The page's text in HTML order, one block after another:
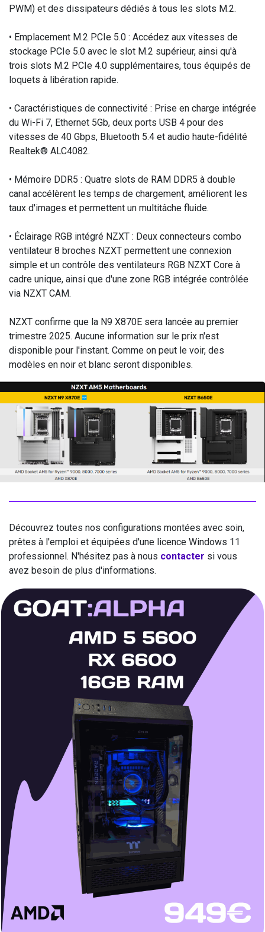
PWM) et des dissipateurs dédiés à tous les slots M.2.
• Emplacement M.2 PCIe 5.0 : Accédez aux vitesses de
stockage PCIe 5.0 avec le slot M.2 supérieur, ainsi qu'à
trois slots M.2 PCIe 4.0 supplémentaires, tous équipés de
loquets à libération rapide.
• Caractéristiques de connectivité : Prise en charge intégrée
du Wi-Fi 7, Ethernet 5Gb, deux ports USB 4 pour des
vitesses de 40 Gbps, Bluetooth 5.4 et audio haute-fidélité
Realtek® ALC4082.
• Mémoire DDR5 : Quatre slots de RAM DDR5 à double
canal accélèrent les temps de chargement, améliorent les
taux d'images et permettent un multitâche fluide.
• Éclairage RGB intégré NZXT : Deux connecteurs combo
ventilateur 8 broches NZXT permettent une connexion
simple et un contrôle des ventilateurs RGB NZXT Core à
cadre unique, ainsi que d'une zone RGB intégrée contrôlée
via NZXT CAM.
NZXT confirme que la N9 X870E sera lancée au premier
trimestre 2025. Aucune information sur le prix n'est
disponible pour l'instant. Comme on peut le voir, des
modèles en noir et blanc seront disponibles.
Découvrez toutes nos configurations montées avec soin,
prêtes à l'emploi et équipées d'une licence Windows 11
professionnel. N'hésitez pas à nous contacter si vous
avez besoin de plus d'informations.